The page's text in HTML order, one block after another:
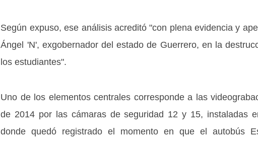
Según expuso, ese análisis acreditó "con plena evidencia y
Ángel 'N', exgobernador del estado de Guerrero, en la
los estudiantes".
Uno de los elementos centrales corresponde a las
de 2014 por las cámaras de seguridad 12 y 15, instaladas
donde quedó registrado el momento en que el autobús